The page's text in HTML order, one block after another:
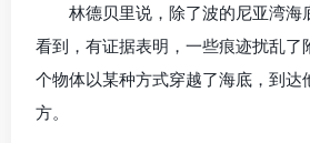
林德贝里说，除了波的尼亚湾海
看到，有证据表明，一些痕迹扰乱了
个物体以某种方式穿越了海底，到达
方。